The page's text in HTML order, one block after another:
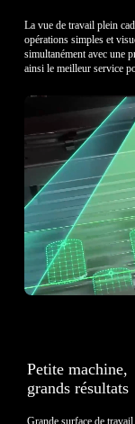
La vue de travail plein
opérations simples et
simultanément avec une
ainsi le meilleur service
Petite machine,
grands résultats
Grande surface de travail